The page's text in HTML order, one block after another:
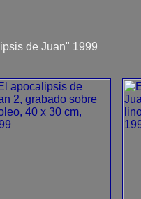
de Juan" 1999